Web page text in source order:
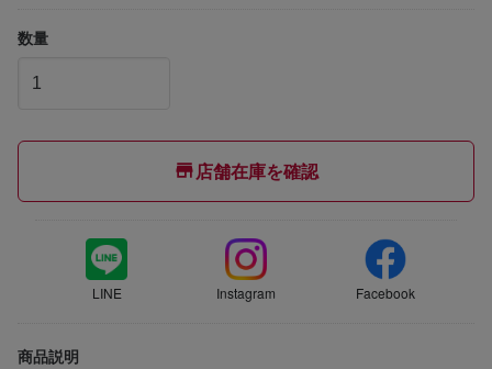
数量
店舗在庫を確認
LINE Instagram Facebook
商品説明